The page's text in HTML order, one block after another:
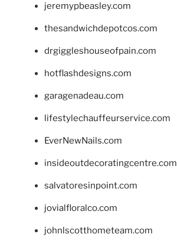
jeremypbeasley.com
thesandwichdepotcos.com
drgiggleshouseofpain.com
hotflashdesigns.com
garagenadeau.com
lifestylechauffeurservice.com
EverNewNails.com
insideoutdecoratingcentre.com
salvatoresinpoint.com
jovialfloralco.com
johnlscotthometeam.com